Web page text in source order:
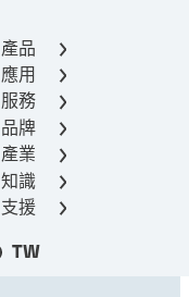
產品
應用
服務
品牌
產業
知識
支援
TW
漢高接著技術